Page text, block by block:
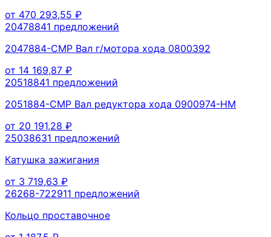
от 470 293,55 ₽
20478841 предложений
2047884-CMP Вал г/мотора хода 0800392
от 14 169,87 ₽
20518841 предложений
2051884-CMP Вал редуктора хода 0900974-HM
от 20 191,28 ₽
25038631 предложений
Катушка зажигания
от 3 719,63 ₽
26268-722911 предложений
Кольцо проставочное